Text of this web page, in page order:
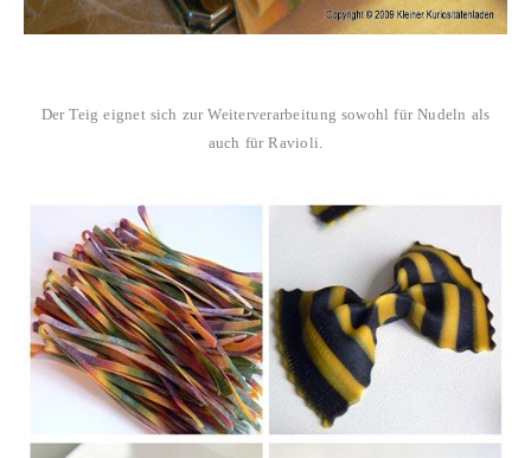
Der Teig eignet sich zur Weiterverarbeitung sowohl für Nudeln als
auch für Ravioli.